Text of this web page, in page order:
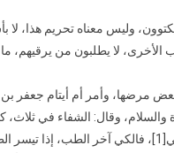
وليس معناه تحريم هذا، لا
الأخرى، لا يطلبون من يرقيهم،
مرضها، وأمر أم أيتام جعفر
والسلام، وقال: الشفاء في